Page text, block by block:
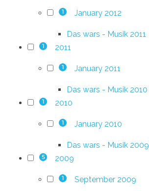
1 January 2012
Das wars - Musik 2011
1 2011
1 January 2011
Das wars - Musik 2010
1 2010
1 January 2010
Das wars - Musik 2009
5 2009
1 September 2009